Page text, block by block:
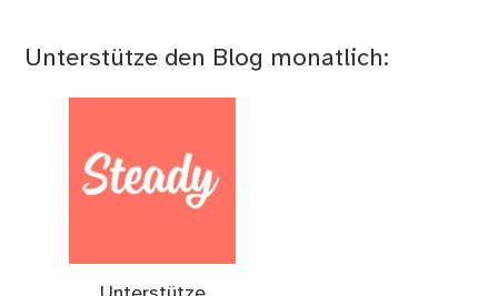
Unterstütze den Blog monatlich: